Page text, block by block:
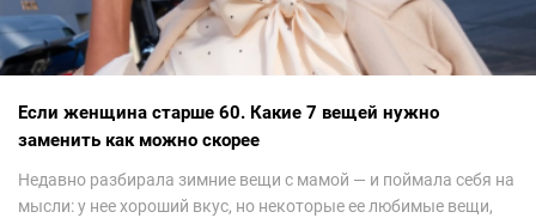
Если женщина старше 60. Какие 7 вещей нужно
заменить как можно скорее
Недавно разбирала зимние вещи с мамой — и поймала себя на
мысли: у нее хороший вкус, но некоторые ее любимые вещи,